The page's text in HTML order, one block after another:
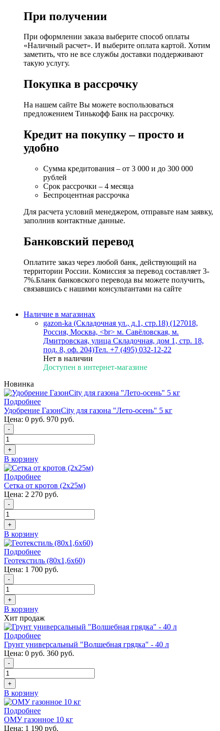
При получении
При оформлении заказа выберите способ оплаты
«Наличный расчет». И выберите оплата картой. Хотим
заметить, что не все службы доставки поддерживают
такую услугу.
Покупка в рассрочку
На нашем сайте Вы можете воспользоваться
предложением Тинькофф Банк на рассрочку.
Кредит на покупку – просто и
удобно
Сумма кредитования – от 3 000 и до 300 000
рублей
Срок рассрочки – 4 месяца
Беспроцентная рассрочка
Для расчета условий менеджером, отправьте нам заявку,
заполнив контактные данные.
Банковский перевод
Оплатите заказ через любой банк, действующий на
территории России. Комиссия за перевод составляет 3-
7%.Бланк банковского перевода вы можете получить,
связавшись с нашими консультантами на сайте
Наличие в магазинах
gazon-ka (Складочная ул., д.1, стр.18) (127018,
Россия, Москва, <br> м. Савёловская, м.
Дмитровская, улица Складочная, дом 1, стр. 18,
под. 8, оф. 204)Тел. +7 (495) 032-12-22
Нет в наличии
Доступен в интернет-магазине
Новинка
Подробнее
Удобрение ГазонCity для газона "Лето-осень" 5 кг
Цена: 0 руб. 970 руб.
-
+
В корзину
Подробнее
Сетка от кротов (2х25м)
Цена: 2 270 руб.
-
+
В корзину
Подробнее
Геотекстиль (80x1,6x60)
Цена: 1 700 руб.
-
+
В корзину
Хит продаж
Подробнее
Грунт универсальный "Волшебная грядка" - 40 л
Цена: 0 руб. 360 руб.
-
+
В корзину
Подробнее
ОМУ газонное 10 кг
Цена: 1 190 руб.